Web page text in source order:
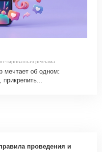
реклама
мечтает об одном:
прикрепить...
проведения и